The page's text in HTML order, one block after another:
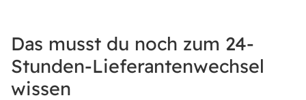
Das musst du noch zum 24-
Stunden-Lieferantenwechsel
wissen